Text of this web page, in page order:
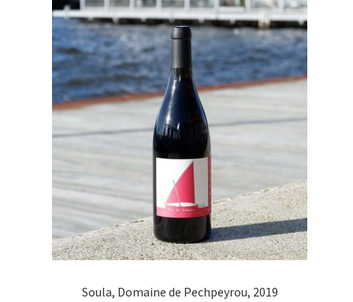
Soula, Domaine de Pechpeyrou, 2019